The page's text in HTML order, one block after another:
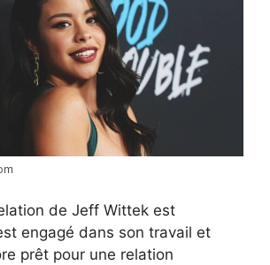
de Jeff Wittek est
engagé dans son travail et
prêt pour une relation